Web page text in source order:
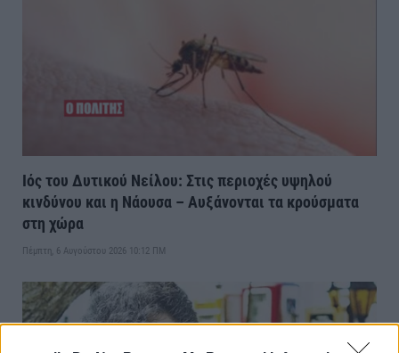
Ιός του Δυτικού Νείλου: Στις περιοχές υψηλού
κινδύνου και η Νάουσα – Αυξάνονται τα κρούσματα
στη χώρα
Πέμπτη, 6 Αυγούστου 2026 10:12 ΠΜ